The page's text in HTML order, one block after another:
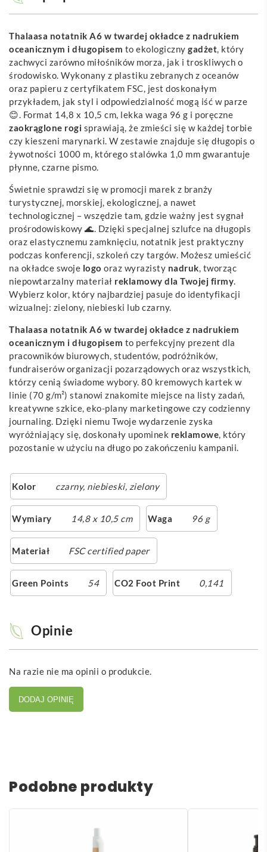
Thalaasa notatnik A6 w twardej okładce z nadrukiem
oceanicznym i długopisem to ekologiczny gadżet, który
zachwyci zarówno miłośników morza, jak i troskliwych o
środowisko. Wykonany z plastiku zebranych z oceanów
oraz papieru z certyfikatem FSC, jest doskonałym
przykładem, jak styl i odpowiedzialność mogą iść w parze
😊. Format 14,8 x 10,5 cm, lekka waga 96 g i poręczne
zaokrąglone rogi sprawiają, że zmieści się w każdej torbie
czy kieszeni marynarki. W zestawie znajduje się długopis o
żywotności 1000 m, którego stalówka 1,0 mm gwarantuje
płynne, czarne pismo.
Świetnie sprawdzi się w promocji marek z branży
turystycznej, morskiej, ekologicznej, a nawet
technologicznej – wszędzie tam, gdzie ważny jest sygnał
prośrodowiskowy 🌊. Dzięki specjalnej szlufce na długopis
oraz elastycznemu zamknięciu, notatnik jest praktyczny
podczas konferencji, szkoleń czy targów. Możesz umieścić
na okładce swoje logo oraz wyrazisty nadruk, tworząc
niepowtarzalny materiał reklamowy dla Twojej firmy.
Wybierz kolor, który najbardziej pasuje do identyfikacji
wizualnej: zielony, niebieski lub czarny.
Thalaasa notatnik A6 w twardej okładce z nadrukiem
oceanicznym i długopisem to perfekcyjny prezent dla
pracowników biurowych, studentów, podróżników,
fundraiserów organizacji pozarządowych oraz wszystkich,
którzy cenią świadome wybory. 80 kremowych kartek w
linie (70 g/m²) stanowi znakomite miejsce na listy zadań,
kreatywne szkice, eko-plany marketingowe czy codzienny
journaling. Dzięki niemu Twoje wydarzenie zyska
wyróżniający się, doskonały upominek reklamowe, który
pozostanie w użyciu na długo po zakończeniu kampanii.
Kolor czarny, niebieski, zielony
Wymiary 14,8 x 10,5 cm Waga 96 g
Materiał FSC certified paper
Green Points 54 CO2 Foot Print 0,141
Opinie
Na razie nie ma opinii o produkcie.
DODAJ OPINIĘ
Podobne produkty